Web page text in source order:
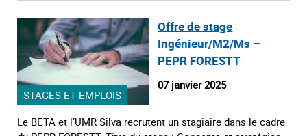
STAGES ET EMPLOIS
Offre de stage
Ingénieur/M2/Ms –
PEPR FORESTT
07 janvier 2025
Le BETA et l’UMR Silva recrutent un stagiaire dans le cadre